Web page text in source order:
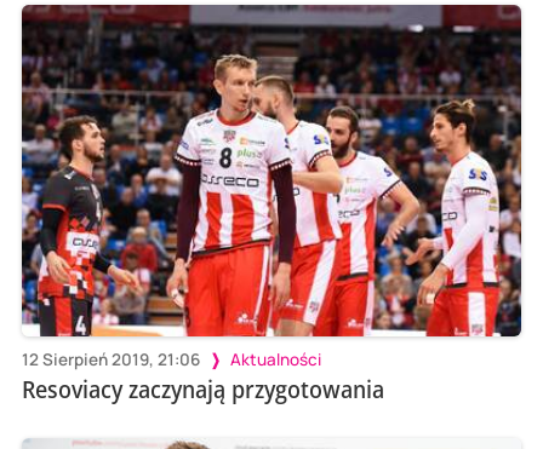
12 Sierpień 2019, 21:06 Aktualności
Resoviacy zaczynają przygotowania